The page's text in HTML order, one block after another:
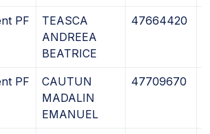
PF
TEASCA
ANDREEA
BEATRICE
47664420
PF
CAUTUN
MADALIN
EMANUEL
47709670